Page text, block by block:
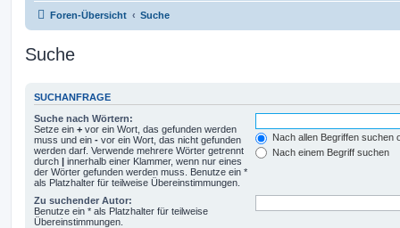
Foren-Übersicht Suche
Suche
SUCHANFRAGE
Suche nach Wörtern:
Setze ein + vor ein Wort, das gefunden werden
muss und ein - vor ein Wort, das nicht gefunden
werden darf. Verwende mehrere Wörter getrennt
durch | innerhalb einer Klammer, wenn nur eines
der Wörter gefunden werden muss. Benutze ein *
als Platzhalter für teilweise Übereinstimmungen.
Nach allen Begriffen suchen
Nach einem Begriff suchen
Zu suchender Autor:
Benutze ein * als Platzhalter für teilweise
Übereinstimmungen.